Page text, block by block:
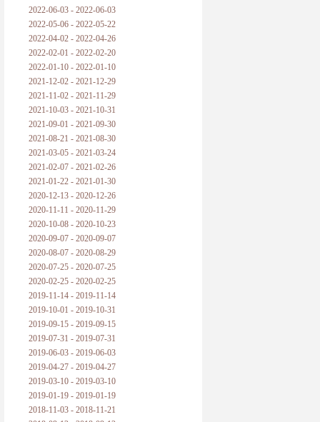
2022-06-03 - 2022-06-03
2022-05-06 - 2022-05-22
2022-04-02 - 2022-04-26
2022-02-01 - 2022-02-20
2022-01-10 - 2022-01-10
2021-12-02 - 2021-12-29
2021-11-02 - 2021-11-29
2021-10-03 - 2021-10-31
2021-09-01 - 2021-09-30
2021-08-21 - 2021-08-30
2021-03-05 - 2021-03-24
2021-02-07 - 2021-02-26
2021-01-22 - 2021-01-30
2020-12-13 - 2020-12-26
2020-11-11 - 2020-11-29
2020-10-08 - 2020-10-23
2020-09-07 - 2020-09-07
2020-08-07 - 2020-08-29
2020-07-25 - 2020-07-25
2020-02-25 - 2020-02-25
2019-11-14 - 2019-11-14
2019-10-01 - 2019-10-31
2019-09-15 - 2019-09-15
2019-07-31 - 2019-07-31
2019-06-03 - 2019-06-03
2019-04-27 - 2019-04-27
2019-03-10 - 2019-03-10
2019-01-19 - 2019-01-19
2018-11-03 - 2018-11-21